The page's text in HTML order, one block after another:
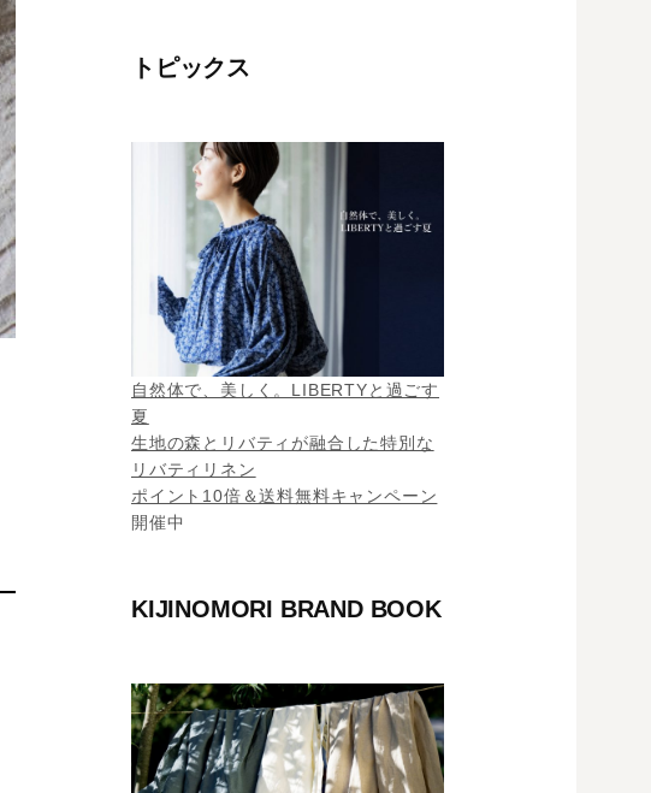
トピックス
自然体で、美しく。LIBERTYと過ごす
夏
生地の森とリバティが融合した特別な
リバティリネン
ポイント10倍＆送料無料キャンペーン
開催中
KIJINOMORI BRAND BOOK